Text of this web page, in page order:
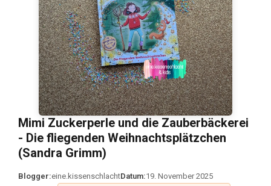
Mimi Zuckerperle und die Zauberbäckerei
- Die fliegenden Weihnachtsplätzchen
(Sandra Grimm)
Blogger:eine.kissenschlachtDatum:19. November 2025